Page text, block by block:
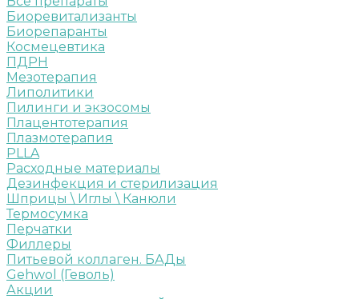
Биоревитализанты
Биорепаранты
Космецевтика
ПДРН
Мезотерапия
Липолитики
Пилинги и экзосомы
Плацентотерапия
Плазмотерапия
PLLA
Расходные материалы
Дезинфекция и стерилизация
Шприцы \ Иглы \ Канюли
Термосумка
Перчатки
Филлеры
Питьевой коллаген. БАДы
Gehwol (Геволь)
Акции